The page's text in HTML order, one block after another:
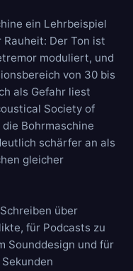
ein Lehrbeispiel
Der Ton ist
moduliert, und
von 30 bis
als Gefahr liest
Society of
Bohrmaschine
schärfer an als
gleicher
über
für Podcasts zu
Sounddesign und für